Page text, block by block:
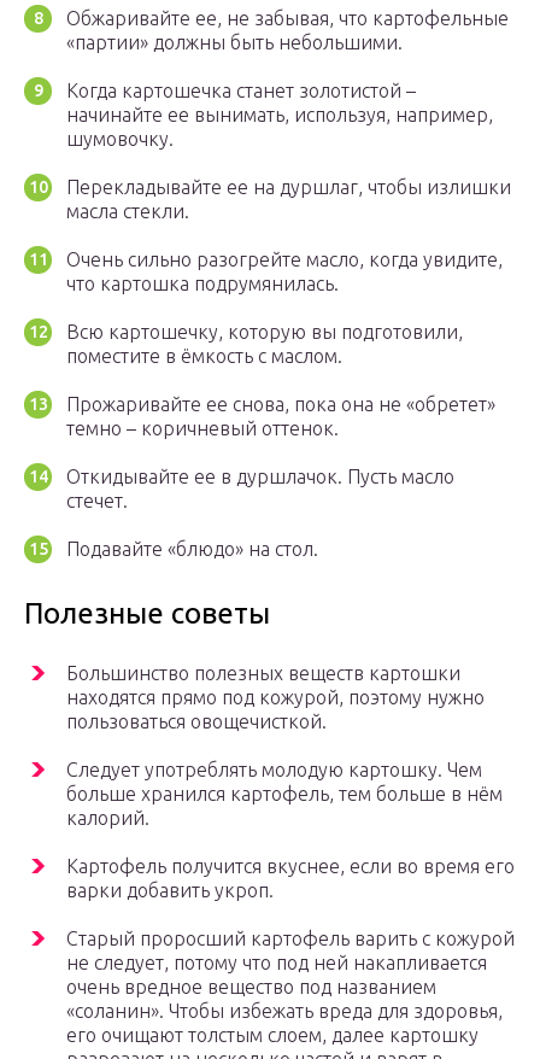
Обжаривайте ее, не забывая, что картофельные
«партии» должны быть небольшими.
Когда картошечка станет золотистой –
начинайте ее вынимать, используя, например,
шумовочку.
Перекладывайте ее на дуршлаг, чтобы излишки
масла стекли.
Очень сильно разогрейте масло, когда увидите,
что картошка подрумянилась.
Всю картошечку, которую вы подготовили,
поместите в ёмкость с маслом.
Прожаривайте ее снова, пока она не «обретет»
темно – коричневый оттенок.
Откидывайте ее в дуршлачок. Пусть масло
стечет.
Подавайте «блюдо» на стол.
Полезные советы
Большинство полезных веществ картошки
находятся прямо под кожурой, поэтому нужно
пользоваться овощечисткой.
Следует употреблять молодую картошку. Чем
больше хранился картофель, тем больше в нём
калорий.
Картофель получится вкуснее, если во время его
варки добавить укроп.
Старый проросший картофель варить с кожурой
не следует, потому что под ней накапливается
очень вредное вещество под названием
«соланин». Чтобы избежать вреда для здоровья,
его очищают толстым слоем, далее картошку